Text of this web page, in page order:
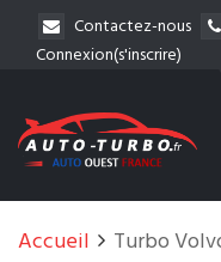
Contactez-nous
Connexion(s'inscrire)
Accueil Turbo